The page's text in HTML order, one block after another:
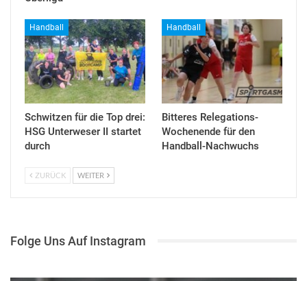
Handball
Schwitzen für die Top drei:
HSG Unterweser II startet
durch
Handball
Bitteres Relegations-
Wochenende für den
Handball-Nachwuchs
ZURÜCK WEITER
Folge Uns Auf Instagram